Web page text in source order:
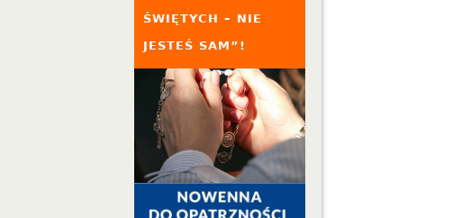
ŚWIĘTYCH – NIE
JESTEŚ SAM”!